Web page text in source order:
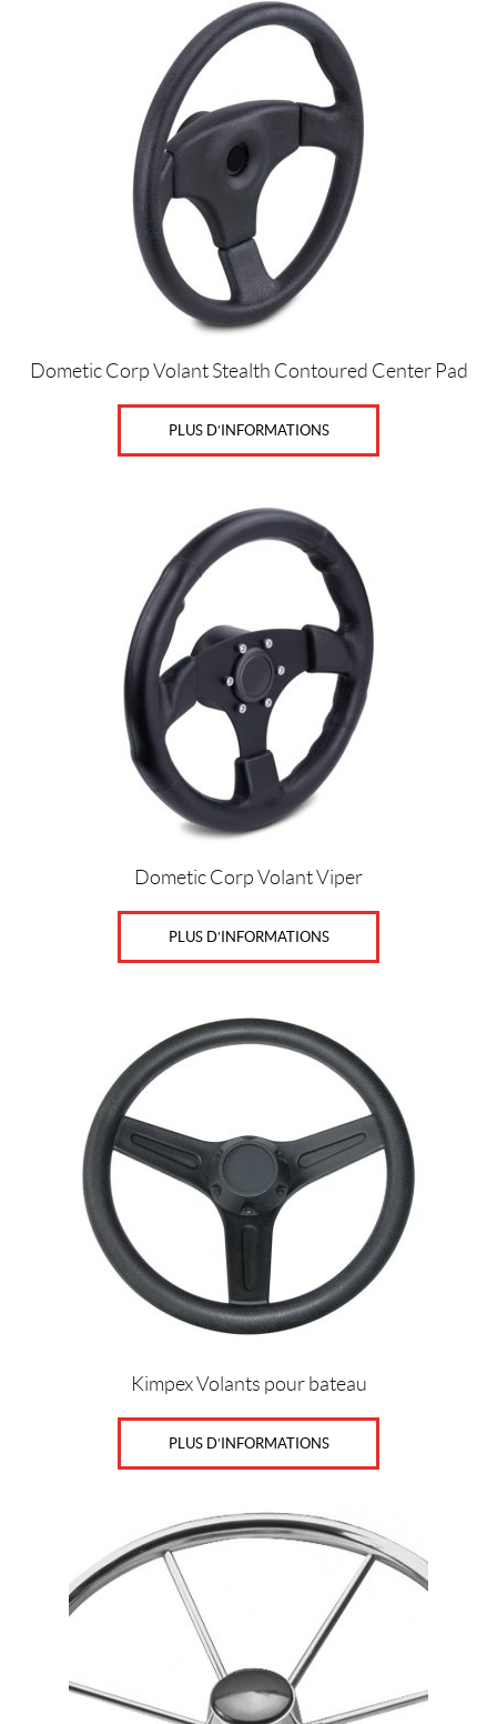
Dometic Corp Volant Stealth Contoured Center Pad
PLUS D’INFORMATIONS
Dometic Corp Volant Viper
PLUS D’INFORMATIONS
Kimpex Volants pour bateau
PLUS D’INFORMATIONS